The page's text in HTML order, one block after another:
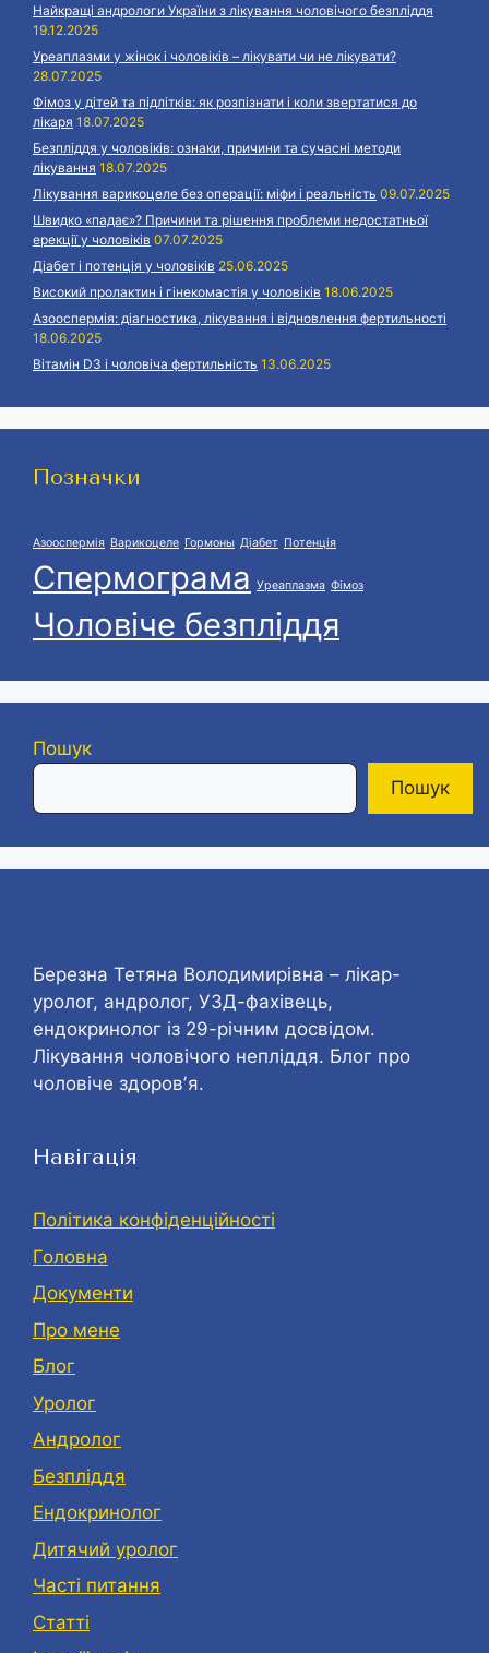
Найкращі андрологи України з лікування чоловічого безпліддя
19.12.2025
Уреаплазми у жінок і чоловіків – лікувати чи не лікувати?
28.07.2025
Фімоз у дітей та підлітків: як розпізнати і коли звертатися до
лікаря 18.07.2025
Безпліддя у чоловіків: ознаки, причини та сучасні методи
лікування 18.07.2025
Лікування варикоцеле без операції: міфи і реальність 09.07.2025
Швидко «падає»? Причини та рішення проблеми недостатньої
ерекції у чоловіків 07.07.2025
Діабет і потенція у чоловіків 25.06.2025
Високий пролактин і гінекомастія у чоловіків 18.06.2025
Азооспермія: діагностика, лікування і відновлення фертильності
18.06.2025
Вітамін D3 і чоловіча фертильність 13.06.2025
Позначки
Азооспермія Варикоцеле Гормоны Діабет Потенція
Спермограма Уреаплазма Фімоз
Чоловіче безпліддя
Пошук
Пошук
Березна Тетяна Володимирівна – лікар-
уролог, андролог, УЗД-фахівець,
ендокринолог із 29-річним досвідом.
Лікування чоловічого непліддя. Блог про
чоловіче здоровʼя.
Навігація
Політика конфіденційності
Головна
Документи
Про мене
Блог
Уролог
Андролог
Безпліддя
Eндокринолог
Дитячий уролог
Часті питання
Статті